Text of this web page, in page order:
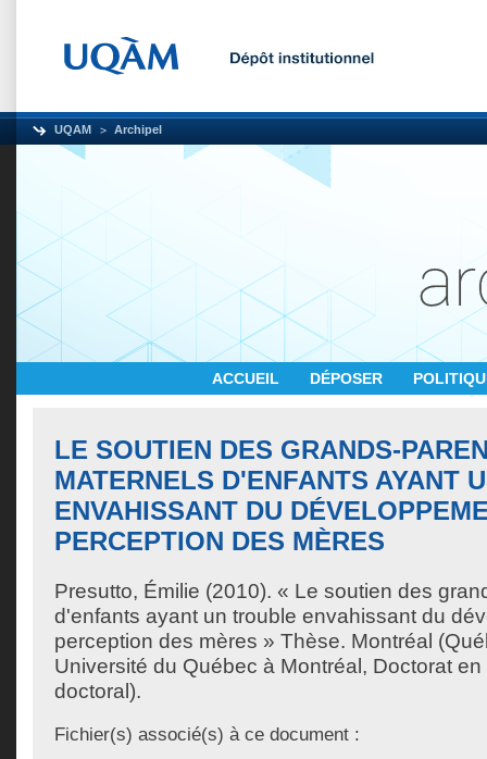
UQAM Archipel
ACCUEIL DÉPOSER
LE SOUTIEN DES GRANDS-
MATERNELS D'ENFANTS AYANT
ENVAHISSANT DU
PERCEPTION DES MÈRES
Presutto, Émilie (2010). « Le soutien des
d'enfants ayant un trouble envahissant du
perception des mères » Thèse. Montréal
Université du Québec à Montréal, Doctorat
doctoral).
Fichier(s) associé(s) à ce document :